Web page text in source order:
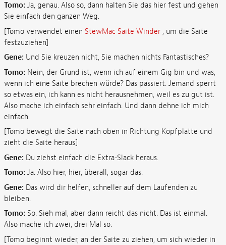
Tomo: Ja, genau. Also so, dann halten Sie das hier fest und gehen
Sie einfach den ganzen Weg.
[Tomo verwendet einen StewMac Saite Winder, um die Saite
festzuziehen]
Gene: Und Sie kreuzen nicht, Sie machen nichts Fantastisches?
Tomo: Nein, der Grund ist, wenn ich auf einem Gig bin und was,
wenn ich eine Saite brechen würde? Das passiert. Jemand sperrt
so etwas ein, ich kann es nicht herausnehmen, weil es zu gut ist.
Also mache ich einfach sehr einfach. Und dann dehne ich mich
einfach.
[Tomo bewegt die Saite nach oben in Richtung Kopfplatte und
zieht die Saite heraus]
Gene: Du ziehst einfach die Extra-Slack heraus.
Tomo: Ja. Also hier, hier, überall, sogar das.
Gene: Das wird dir helfen, schneller auf dem Laufenden zu
bleiben.
Tomo: So. Sieh mal, aber dann reicht das nicht. Das ist einmal.
Also mache ich zwei, drei Mal so.
[Tomo beginnt wieder, an der Saite zu ziehen, um sich wieder in